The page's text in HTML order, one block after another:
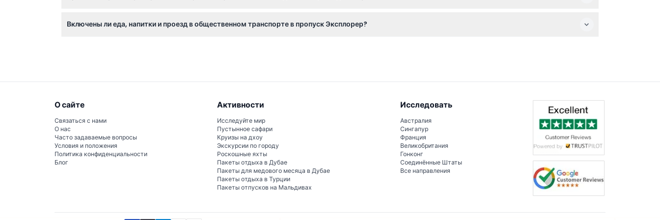
требования во время онлайн-бронирования на этом сайте.
Включены ли еда, напитки и проезд в общественном транспорте в пропуск Эксплорер?
О сайте
Связаться с нами
О нас
Часто задаваемые вопросы
Условия и положения
Политика конфиденциальности
Блог
Активности
Исследуйте мир
Пустынное сафари
Круизы на дхоу
Экскурсии по городу
Роскошные яхты
Пакеты отдыха в Дубае
Пакеты для медового месяца в Дубае
Пакеты отдыха в Турции
Пакеты отпусков на Мальдивах
Исследовать
Австралия
Сингапур
Франция
Великобритания
Гонконг
Соединённые Штаты
Все направления